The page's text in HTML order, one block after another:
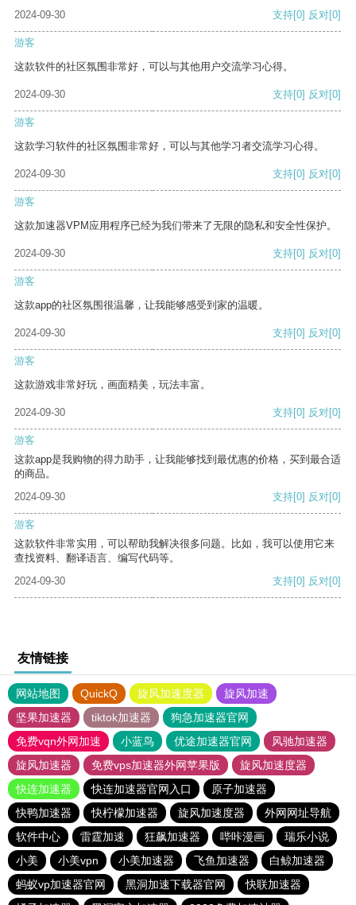
2024-09-30 支持[0] 反对[0]
游客
这款软件的社区氛围非常好，可以与其他用户交流学习心得。
2024-09-30 支持[0] 反对[0]
游客
这款学习软件的社区氛围非常好，可以与其他学习者交流学习心得。
2024-09-30 支持[0] 反对[0]
游客
这款加速器VPM应用程序已经为我们带来了无限的隐私和安全性保护。
2024-09-30 支持[0] 反对[0]
游客
这款app的社区氛围很温馨，让我能够感受到家的温暖。
2024-09-30 支持[0] 反对[0]
游客
这款游戏非常好玩，画面精美，玩法丰富。
2024-09-30 支持[0] 反对[0]
游客
这款app是我购物的得力助手，让我能够找到最优惠的价格，买到最合适
的商品。
2024-09-30
支持[0] 反对[0]
游客
这款软件非常实用，可以帮助我解决很多问题。比如，我可以使用它来
查找资料、翻译语言、编写代码等。
2024-09-30
支持[0] 反对[0]
友情链接
网站地图 QuickQ 旋风加速度器
旋风加速
坚果加速器
tiktok加速器
狗急加速器官网
免费vqn外网加速
小蓝鸟 优途加速器官网
风驰加速器
旋风加速器
免费vps加速器外网苹果版
旋风加速度器
快连加速器
快连加速器官网入口
原子加速器
快鸭加速器
快柠檬加速器 旋风加速度器
外网网址导航
软件中心
雷霆加速 狂飙加速器 哔咔漫画
瑞乐小说
小美
小美vpn 小美加速器 飞鱼加速器
白鲸加速器
蚂蚁vp加速器官网
黑洞加速下载器官网
快联加速器